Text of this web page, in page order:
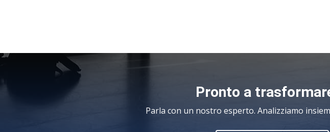
Pronto a
Parla con un nostro esperto. Analizziamo